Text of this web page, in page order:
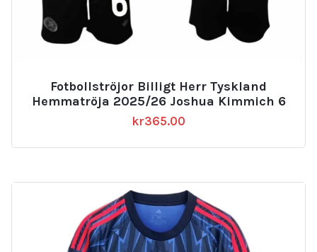
Fotbollströjor Billigt Herr Tyskland
Hemmatröja 2025/26 Joshua Kimmich 6
kr365.00